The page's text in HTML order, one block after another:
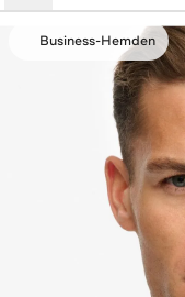
Business-Hemden